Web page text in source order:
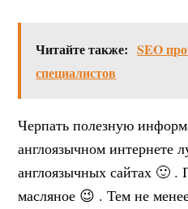
Читайте также: SEO
специалистов
Черпать полезную
англоязычном интернете
англоязычных сайтах 🙂 .
масляное 😉 . Тем не